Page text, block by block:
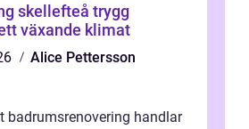
trygg
växande klimat
Alice Pettersson
badrumsrenovering handlar